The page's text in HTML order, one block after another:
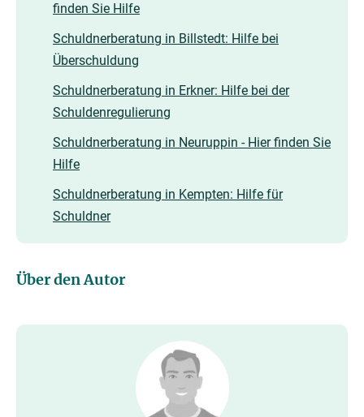
finden Sie Hilfe
Schuldnerberatung in Billstedt: Hilfe bei
Überschuldung
Schuldnerberatung in Erkner: Hilfe bei der
Schuldenregulierung
Schuldnerberatung in Neuruppin - Hier finden Sie
Hilfe
Schuldnerberatung in Kempten: Hilfe für
Schuldner
Über den Autor